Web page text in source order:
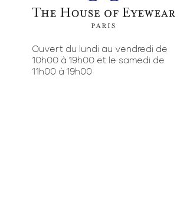
Ouvert du lundi au vendredi de
10h00 à 19h00 et le samedi de
11h00 à 19h00